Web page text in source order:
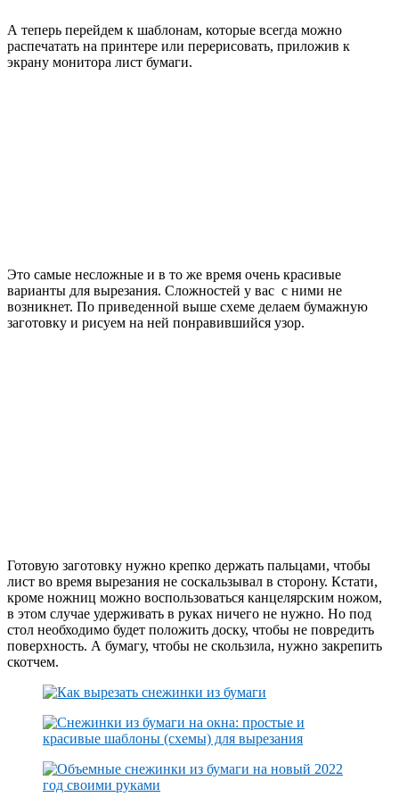
А теперь перейдем к шаблонам, которые всегда можно
распечатать на принтере или перерисовать, приложив к
экрану монитора лист бумаги.
Это самые несложные и в то же время очень красивые
варианты для вырезания. Сложностей у вас с ними не
возникнет. По приведенной выше схеме делаем бумажную
заготовку и рисуем на ней понравившийся узор.
Готовую заготовку нужно крепко держать пальцами, чтобы
лист во время вырезания не соскальзывал в сторону. Кстати,
кроме ножниц можно воспользоваться канцелярским ножом,
в этом случае удерживать в руках ничего не нужно. Но под
стол необходимо будет положить доску, чтобы не повредить
поверхность. А бумагу, чтобы не скользила, нужно закрепить
скотчем.